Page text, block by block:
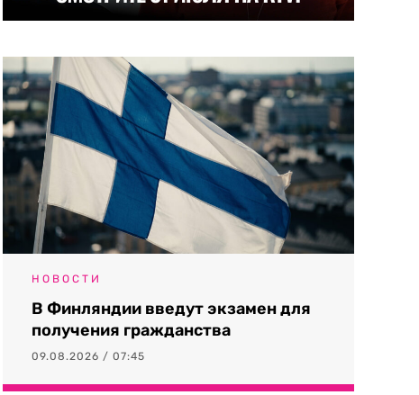
НОВОСТИ
В Финляндии введут экзамен для
получения гражданства
09.08.2026 / 07:45